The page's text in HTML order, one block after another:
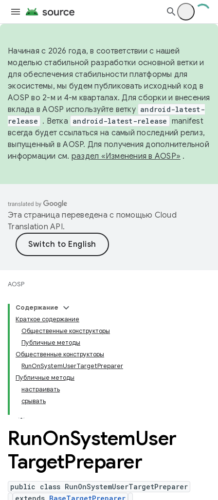
Начиная с 2026 года, в соответствии с нашей
моделью стабильной разработки основной ветки и
для обеспечения стабильности платформы для
экосистемы, мы будем публиковать исходный код в
AOSP во 2-м и 4-м кварталах. Для сборки и внесения
вклада в AOSP используйте ветку android-latest-
release . Ветка android-latest-release manifest
всегда будет ссылаться на самый последний релиз,
выпущенный в AOSP. Для получения дополнительной
информации см. раздел «Изменения в AOSP» .
Эта страница переведена с помощью Cloud
Translation API.
AOSP
Содержание
Краткое содержание
Общественные конструкторы
Публичные методы
Общественные конструкторы
RunOnSystemUserTargetPreparer
Публичные методы
настраивать
срывать
RunOnSystemUser
TargetPreparer
public class RunOnSystemUserTargetPreparer